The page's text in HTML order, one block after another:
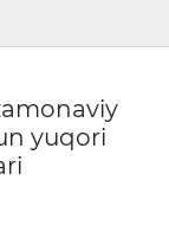
yuqori